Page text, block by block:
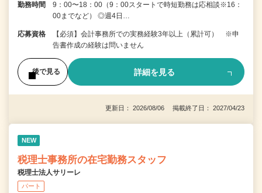
勤務時間
9：00〜18：00（9：00スタートで時短勤務は応相談※16：
00までなど） ◎週4日…
応募資格
【必須】会計事務所での実務経験3年以上（累計可） ※申
告書作成の経験は問いません
後で見る 詳細を見る
更新日： 2026/08/06 掲載終了日： 2027/04/23
NEW
税理士事務所の在宅勤務スタッフ
税理士法人サリーレ
パート